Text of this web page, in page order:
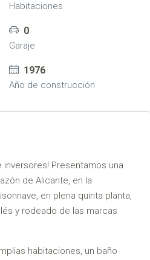
Habitaciones
0
Garaje
1976
Año de construcción
Presentamos una
de Alicante, en la
en plena quinta planta,
y rodeado de las marcas
habitaciones, un baño